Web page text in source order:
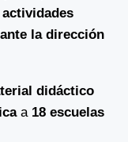
la dirección
didáctico
a 18 escuelas